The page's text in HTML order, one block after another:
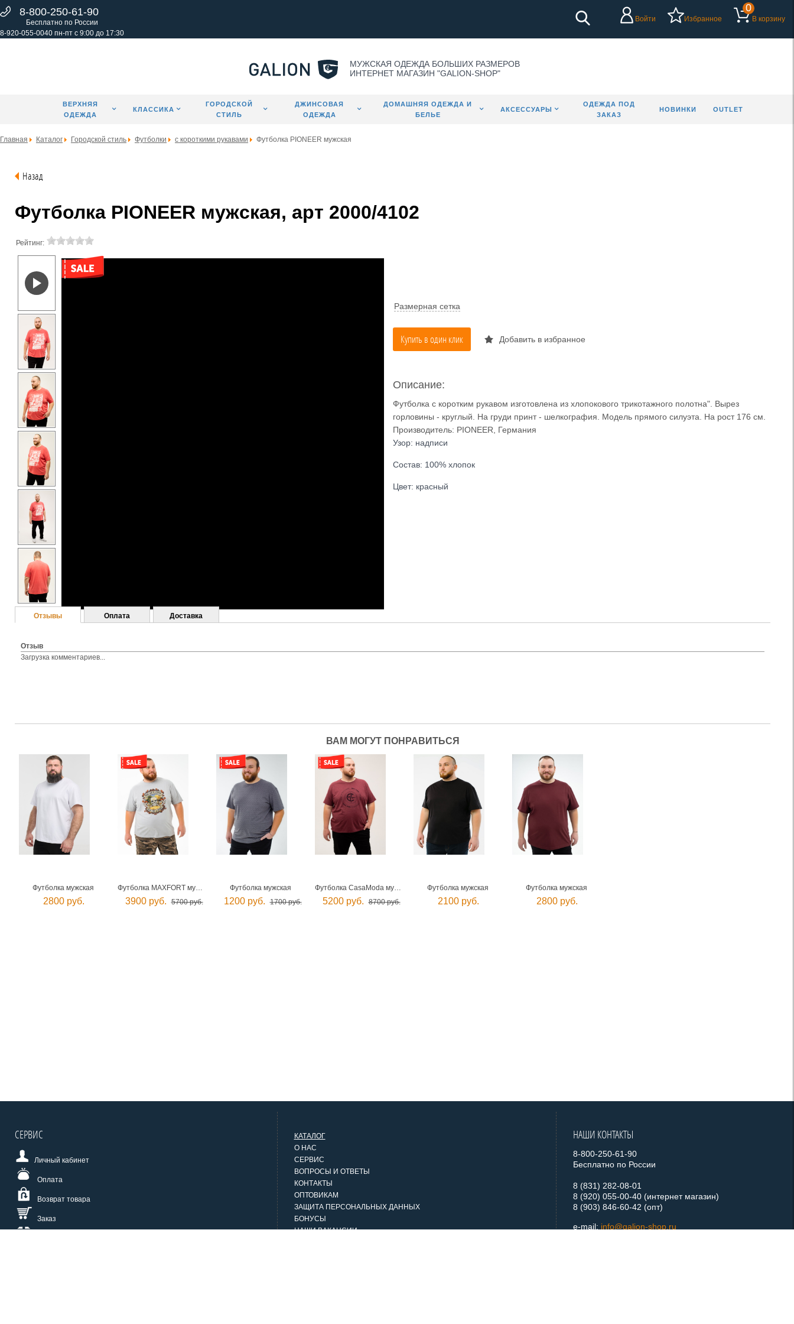
8-800-250-61-90
Бесплатно по России
8-920-055-0040 пн-пт с 9:00 до 17:30
Войти Избранное
0
В корзину
МУЖСКАЯ ОДЕЖДА БОЛЬШИХ РАЗМЕРОВ
ИНТЕРНЕТ МАГАЗИН "GALION-SHOP"
ВЕРХНЯЯ
ОДЕЖДА
КЛАССИКА
ГОРОДСКОЙ
СТИЛЬ
ДЖИНСОВАЯ
ОДЕЖДА
ДОМАШНЯЯ ОДЕЖДА И
БЕЛЬЕ
АКСЕССУАРЫ
ОДЕЖДА ПОД
ЗАКАЗ
НОВИНКИ OUTLET
Главная Каталог Городской стиль Футболки с короткими рукавами Футболка PIONEER мужская
Назад
Футболка PIONEER мужская, арт 2000/4102
Рейтинг:
Размерная сетка
Купить в один клик Добавить в избранное
Описание:
Футболка с коротким рукавом изготовлена из хлопокового трикотажного полотна". Вырез
горловины - круглый. На груди принт - шелкография. Модель прямого силуэта. На рост 176 см.
Производитель: PIONEER, Германия
Узор: надписи
Состав: 100% хлопок
Цвет: красный
Отзывы
Отзыв
Загрузка комментариев...
Оплата Доставка
ВАМ МОГУТ ПОНРАВИТЬСЯ
Футболка мужская
2800 руб.
Футболка MAXFORT мужская
3900 руб. 5700 руб.
Футболка мужская
1200 руб. 1700 руб.
Футболка CasaModa мужская
5200 руб. 8700 руб.
Футболка мужская
2100 руб.
Футболка мужская
2800 руб.
СЕРВИС
Личный кабинет
Оплата
Возврат товара
Заказ
КАТАЛОГ
О НАС
СЕРВИС
ВОПРОСЫ И ОТВЕТЫ
КОНТАКТЫ
ОПТОВИКАМ
ЗАЩИТА ПЕРСОНАЛЬНЫХ ДАННЫХ
БОНУСЫ
НАШИ ВАКАНСИИ
НАШИ КОНТАКТЫ
8-800-250-61-90
Бесплатно по России
8 (831) 282-08-01
8 (920) 055-00-40 (интернет магазин)
8 (903) 846-60-42 (опт)
e-mail: info@galion-shop.ru